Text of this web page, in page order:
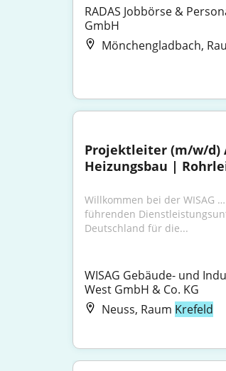
RADAS Jobbörse &
GmbH
Mönchengladbach,
Projektleiter (m/w/d)
Heizungsbau |
Willkommen bei der WISAG
führenden
Deutschland für die...
WISAG Gebäude- und
West GmbH & Co. KG
Neuss, Raum Krefeld